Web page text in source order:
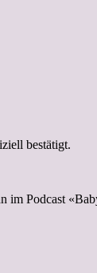
bestätigt.
Podcast